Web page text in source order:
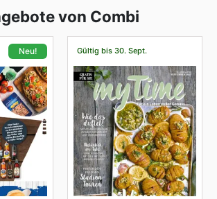
von Combi
Neu! Gültig bis 30. Sept.